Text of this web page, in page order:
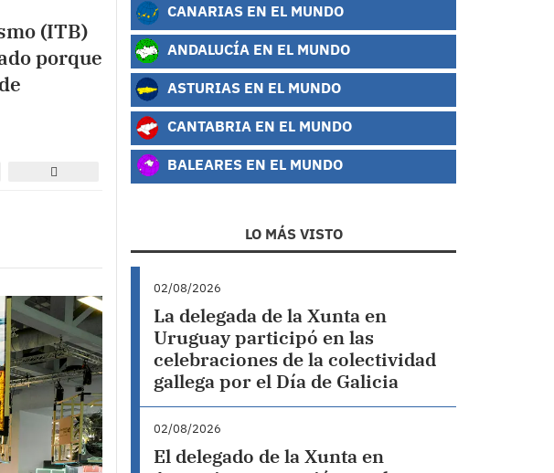
(ITB)
porque
CANARIAS EN EL MUNDO
ANDALUCÍA EN EL MUNDO
ASTURIAS EN EL MUNDO
CANTABRIA EN EL MUNDO
BALEARES EN EL MUNDO
LO MÁS VISTO
02/08/2026
La delegada de la Xunta en
Uruguay participó en las
celebraciones de la colectividad
gallega por el Día de Galicia
02/08/2026
El delegado de la Xunta en